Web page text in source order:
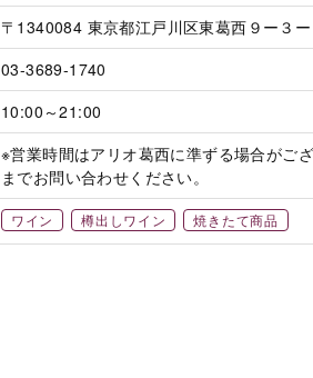
〒1340084 東京都江戸川区東葛西９ー３
03-3689-1740
10:00～21:00
※営業時間はアリオ葛西に準ずる場合がご
までお問い合わせください。
ワイン 樽出しワイン 焼きたて商品